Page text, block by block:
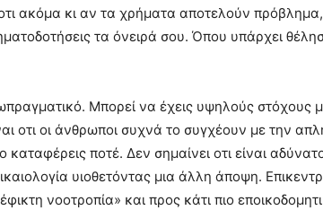
ακόμα κι αν τα χρήματα αποτελούν πρόβλημα,
τα όνειρά σου. Όπου υπάρχει
Μπορεί να έχεις υψηλούς στόχους
οτι οι άνθρωποι συχνά το συγχέουν με την
ποτέ. Δεν σημαίνει οτι είναι
υιοθετόντας μια άλλη άποψη.
νοοτροπία» και προς κάτι πιο